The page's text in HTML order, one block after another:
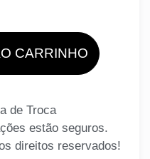
CARRINHO
de Troca
estão seguros.
direitos reservados!